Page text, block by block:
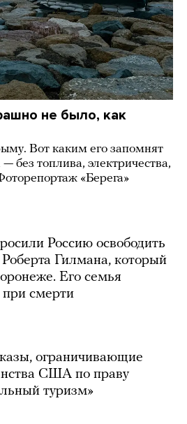
не было, как
Вот каким его запомнят
без топлива, электричества,
«Берега»
Россию освободить
Гилмана, который
Его семья
при смерти
ограничивающие
США по праву
туризм»